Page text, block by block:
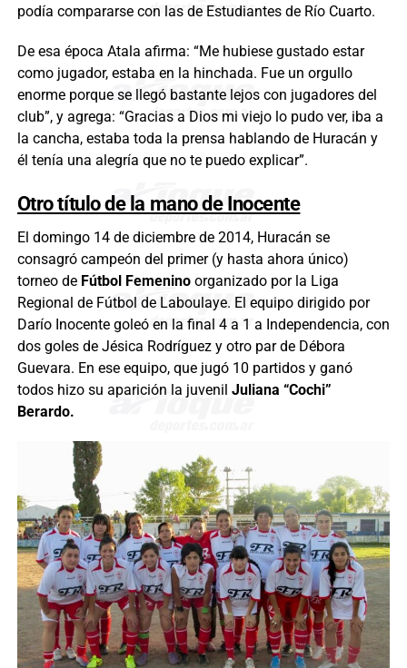
podía compararse con las de Estudiantes de Río Cuarto.
De esa época Atala afirma: “Me hubiese gustado estar
como jugador, estaba en la hinchada. Fue un orgullo
enorme porque se llegó bastante lejos con jugadores del
club”, y agrega: “Gracias a Dios mi viejo lo pudo ver, iba a
la cancha, estaba toda la prensa hablando de Huracán y
él tenía una alegría que no te puedo explicar”.
Otro título de la mano de Inocente
El domingo 14 de diciembre de 2014, Huracán se
consagró campeón del primer (y hasta ahora único)
torneo de Fútbol Femeninoorganizado por la Liga
Regional de Fútbol de Laboulaye. El equipo dirigido por
Darío Inocente goleó en la final 4 a 1 a Independencia, con
dos goles de Jésica Rodríguez y otro par de Débora
Guevara. En ese equipo, que jugó 10 partidos y ganó
todos hizo su aparición la juvenil Juliana “Cochi”
Berardo.